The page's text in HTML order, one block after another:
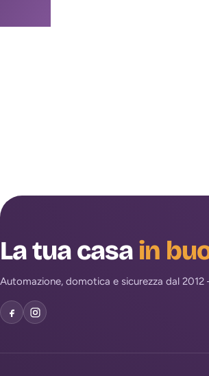
La tua casa in
Automazione, domotica e sicurezza dal